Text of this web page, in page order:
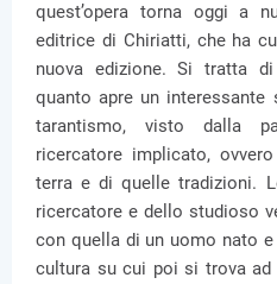
quest’opera torna oggi a
editrice di Chiriatti, che ha
nuova edizione. Si tratta di
quanto apre un interessante
tarantismo, visto dalla
ricercatore implicato,
terra e di quelle tradizioni.
ricercatore e dello studioso
con quella di un uomo nato
cultura su cui poi si trova ad